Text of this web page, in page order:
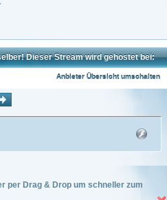
Dieser Stream wird gehostet bei:
Anbieter Übersicht umschalten
per Drag & Drop um schneller zum